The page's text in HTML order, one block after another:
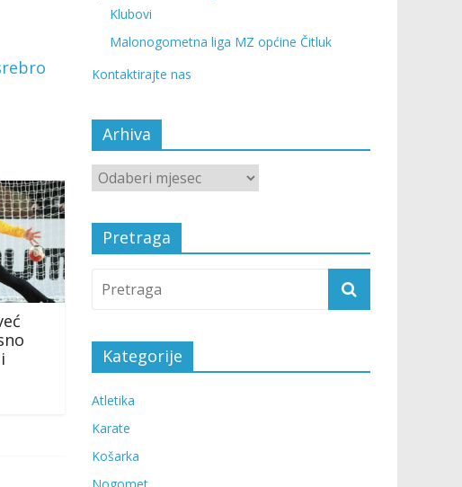
Klubovi
Malonogometna liga MZ općine Čitluk
Kontaktirajte nas
Arhiva
Pretraga
Kategorije
Atletika
Karate
Košarka